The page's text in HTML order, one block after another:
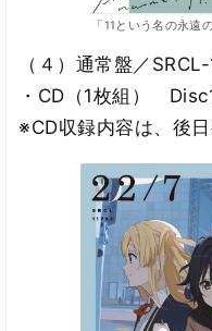
「11という名の永遠
（４）通常盤／
・CD（1枚組）
※CD収録内容は、後